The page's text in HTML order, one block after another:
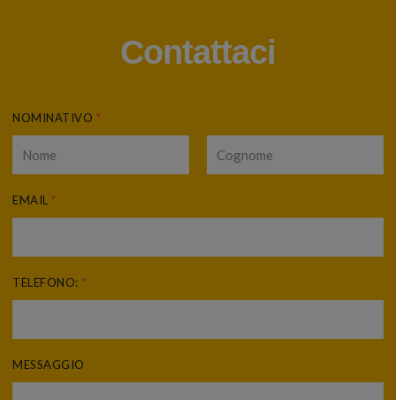
Contattaci
NOMINATIVO *
EMAIL *
TELEFONO: *
MESSAGGIO